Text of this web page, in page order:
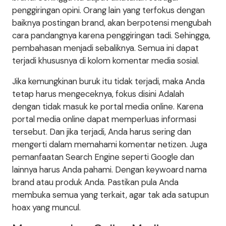
penggiringan opini. Orang lain yang terfokus dengan
baiknya postingan brand, akan berpotensi mengubah
cara pandangnya karena penggiringan tadi. Sehingga,
pembahasan menjadi sebaliknya. Semua ini dapat
terjadi khususnya di kolom komentar media sosial.
Jika kemungkinan buruk itu tidak terjadi, maka Anda
tetap harus mengeceknya, fokus disini Adalah
dengan tidak masuk ke portal media online. Karena
portal media online dapat memperluas informasi
tersebut. Dan jika terjadi, Anda harus sering dan
mengerti dalam memahami komentar netizen. Juga
pemanfaatan Search Engine seperti Google dan
lainnya harus Anda pahami. Dengan keywoard nama
brand atau produk Anda. Pastikan pula Anda
membuka semua yang terkait, agar tak ada satupun
hoax yang muncul.